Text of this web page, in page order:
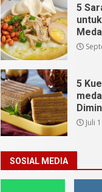
5
5
Juli
SOSIAL MEDIA